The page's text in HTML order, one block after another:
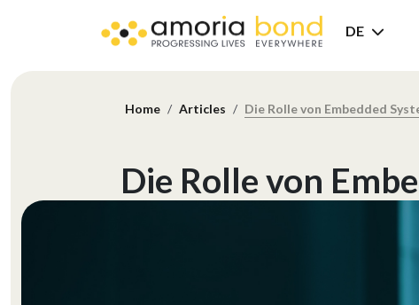
DE
Home Articles Die Rolle von Embedded
Die Rolle von